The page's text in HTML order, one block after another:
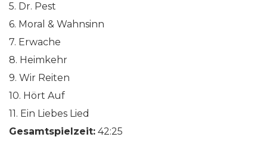
5. Dr. Pest
6. Moral & Wahnsinn
7. Erwache
8. Heimkehr
9. Wir Reiten
10. Hört Auf
11. Ein Liebes Lied
Gesamtspielzeit: 42:25